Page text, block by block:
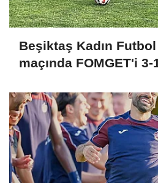
Beşiktaş Kadın Futbol
maçında FOMGET'i